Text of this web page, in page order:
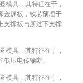
模具，其特征在于，
金属板，铁芯预埋于
支撑板与所述下支撑
模具，其特征在于，
压电传输断。
模具，其特征在于，